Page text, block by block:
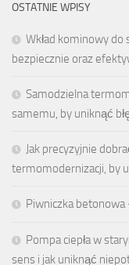
OSTATNIE WPISY
Wkład kominowy
bezpiecznie oraz
Samodzielna
samemu, by uniknąć
Jak precyzyjnie
termomodernizacji, by
Piwniczka
Pompa ciepła w
sens i jak uniknąć